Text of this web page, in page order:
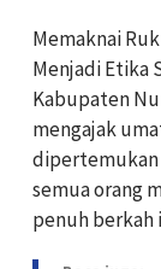
Memaknai
Menjadi Etika
Kabupaten
mengajak
dipertemukan
semua orang
penuh berkah